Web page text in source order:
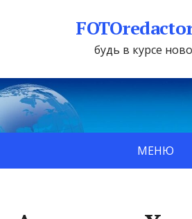
будь в курсе
МЕНЮ